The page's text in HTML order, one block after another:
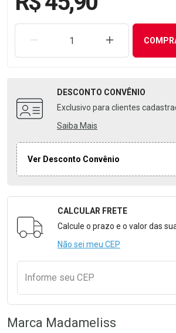
REMOVER UMA UNIDADEAUMENTAR
DESCONTO CONVÊNIO
Exclusivo para clientes
Saiba Mais
Ver Desconto Convênio
Formulário para Calcular o
CALCULAR FRETE
Calcule o prazo e o valor das
Não sei meu CEP
Informe seu CEP
Marca Madameliss